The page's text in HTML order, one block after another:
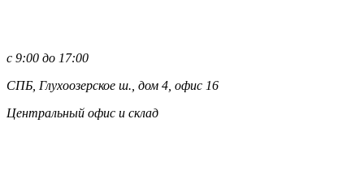
с 9:00 до 17:00
СПБ, Глухоозерское ш., дом 4, офис 16
Центральный офис и склад